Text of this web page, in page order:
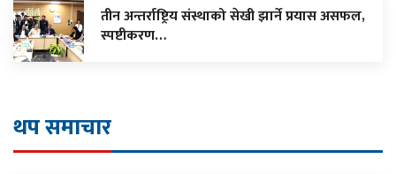
तीन अन्तर्राष्ट्रिय संस्थाको सेखी झार्ने प्रयास असफल,
स्पष्टीकरण…
थप समाचार